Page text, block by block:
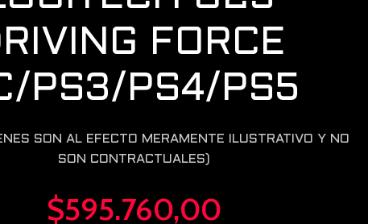
FORCE
PS3/PS4/PS5
SON AL EFECTO MERAMENTE ILUSTRATIVO Y NO
SON CONTRACTUALES)
$595.760,00